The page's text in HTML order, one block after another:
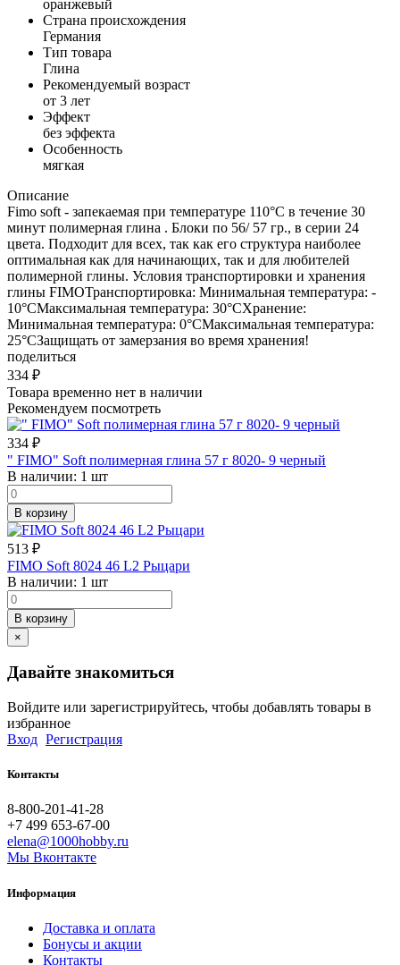
оранжевый
Страна происхождения
Германия
Тип товара
Глина
Рекомендуемый возраст
от 3 лет
Эффект
без эффекта
Особенность
мягкая
Описание
Fimo soft - запекаемая при температуре 110°C в течение 30
минут полимерная глина . Блоки по 56/ 57 гр., в серии 24
цвета. Подходит для всех, так как его структура наиболее
оптимальная как для начинающих, так и для любителей
полимерной глины. Условия транспортировки и хранения
глины FIMOТранспортировка: Минимальная температура: -
10°СМаксимальная температура: 30°СХранение:
Минимальная температура: 0°СМаксимальная температура:
25°СЗащищать от замерзания во время хранения!
поделиться
334 ₽
Товара временно нет в наличии
Рекомендуем посмотреть
334 ₽
" FIMO" Soft полимерная глина 57 г 8020- 9 черный
В наличии: 1 шт
В корзину
513 ₽
FIMO Soft 8024 46 L2 Рыцари
В наличии: 1 шт
В корзину
×
Давайте знакомиться
Войдите или зарегистрируйтесь, чтобы добавлять товары в
избранное
Вход Регистрация
Контакты
8-800-201-41-28
+7 499 653-67-00
elena@1000hobby.ru
Мы Вконтакте
Информация
Доставка и оплата
Бонусы и акции
Контакты